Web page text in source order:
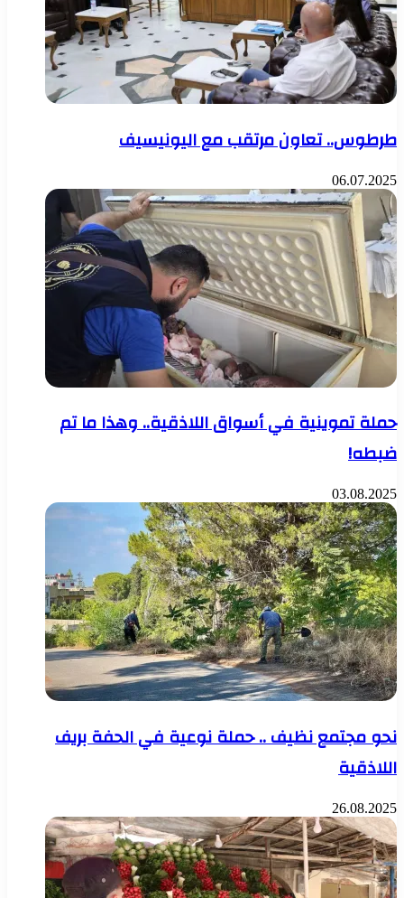
طرطوس.. تعاون مرتقب مع اليونيسيف
06.07.2025
حملة تموينية في أسواق اللاذقية.. وهذا ما تم
ضبطه!
03.08.2025
نحو مجتمع نظيف .. حملة نوعية في الحفة بريف
اللاذقية
26.08.2025